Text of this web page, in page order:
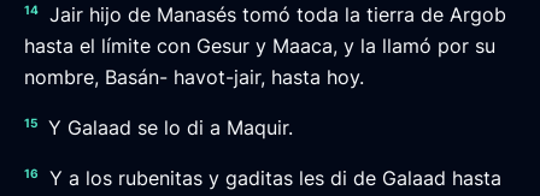
14
Jair hijo de Manasés tomó toda la tierra de Argob
hasta el límite con Gesur y Maaca, y la llamó por su
nombre, Basán- havot-jair, hasta hoy.
15 Y Galaad se lo di a Maquir.
16
Y a los rubenitas y gaditas les di de Galaad hasta